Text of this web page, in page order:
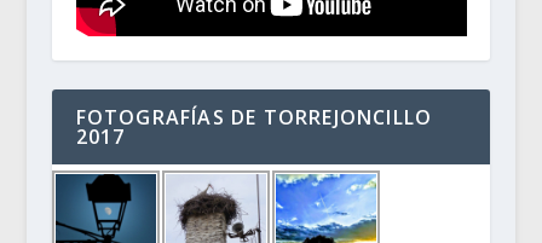
FOTOGRAFÍAS DE TORREJONCILLO
2017